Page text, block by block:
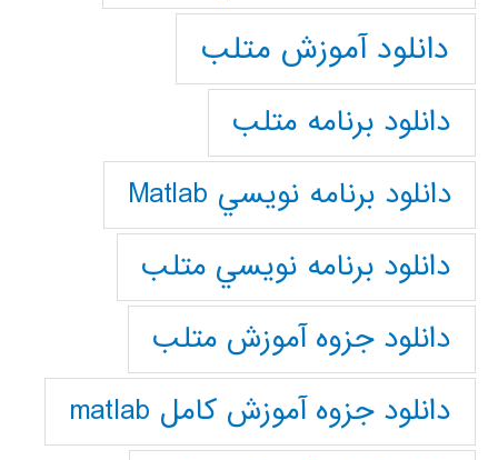
دانلود آموزش متلب
دانلود برنامه متلب
دانلود برنامه نويسي Matlab
دانلود برنامه نويسي متلب
دانلود جزوه آموزش متلب
دانلود جزوه آموزش کامل matlab